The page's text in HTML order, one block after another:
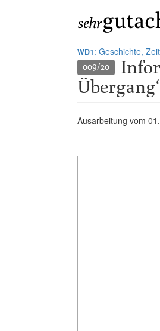
WD1: Geschichte,
009/20
Ausarbeitung vom